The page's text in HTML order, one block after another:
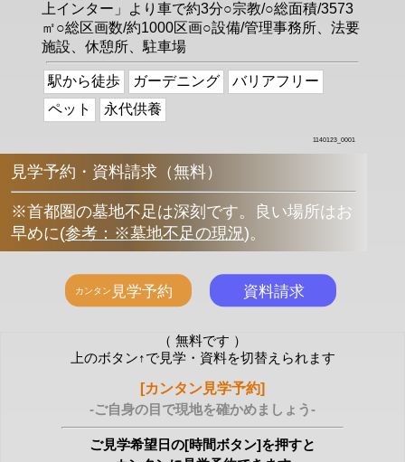
上インター」より車で約3分○宗教/○総面積/3573
㎡○総区画数/約1000区画○設備/管理事務所、法要
施設、休憩所、駐車場
駅から徒歩 ガーデニング
バリアフリー
ペット
永代供養
1140123_0001
見学予約・資料請求（無料）
※首都圏の墓地不足は深刻です。良い場所はお
早めに(参考：※墓地不足の現況)。
（ 無料です ）
上のボタン↑で見学・資料を切替えられます
[カンタン見学予約]
-ご自身の目で現地を確かめましょう-
ご見学希望日の[時間ボタン]を押すと